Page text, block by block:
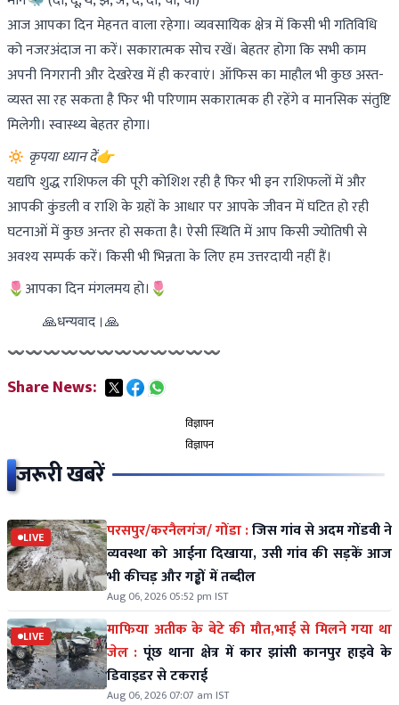
आज आपका दिन मेहनत वाला रहेगा। व्यवसायिक क्षेत्र में किसी भी गतिविधि
को नजरअंदाज ना करें। सकारात्मक सोच रखें। बेहतर होगा कि सभी काम
अपनी निगरानी और देखरेख में ही करवाएं। ऑफिस का माहौल भी कुछ अस्त-
व्यस्त सा रह सकता है फिर भी परिणाम सकारात्मक ही रहेंगे व मानसिक संतुष्टि
मिलेगी। स्वास्थ्य बेहतर होगा।
🔅 कृपया ध्यान दें👉
यद्यपि शुद्ध राशिफल की पूरी कोशिश रही है फिर भी इन राशिफलों में और
आपकी कुंडली व राशि के ग्रहों के आधार पर आपके जीवन में घटित हो रही
घटनाओं में कुछ अन्तर हो सकता है। ऐसी स्थिति में आप किसी ज्योतिषी से
अवश्य सम्पर्क करें। किसी भी भिन्नता के लिए हम उत्तरदायी नहीं हैं।
🌷आपका दिन मंगलमय हो।🌷
    🙏धन्यवाद।🙏
〰〰〰〰〰〰〰〰〰〰〰〰
Share News:
विज्ञापन
विज्ञापन
जरूरी खबरें
LIVE परसपुर/करनैलगंज/ गोंडा :जिस गांव से अदम गोंडवी ने
व्यवस्था को आईना दिखाया, उसी गांव की सड़कें आज
भी कीचड़ और गड्ढों में तब्दील
Aug 06, 2026 05:52 pm IST
LIVE
माफिया अतीक के बेटे की मौत,भाई से मिलने गया था
जेल : पूंछ थाना क्षेत्र में कार झांसी कानपुर हाइवे के
डिवाइडर से टकराई
Aug 06, 2026 07:07 am IST